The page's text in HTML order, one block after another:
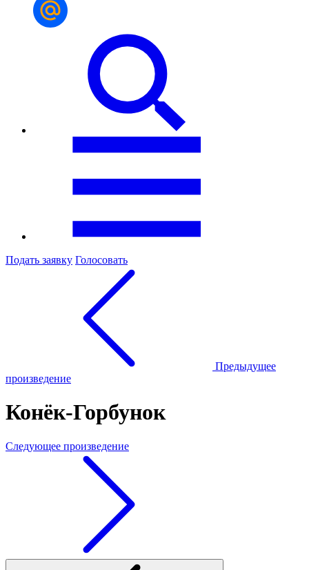
Подать заявку Голосовать
Предыдущее
произведение
Конёк-Горбунок
Следующее произведение